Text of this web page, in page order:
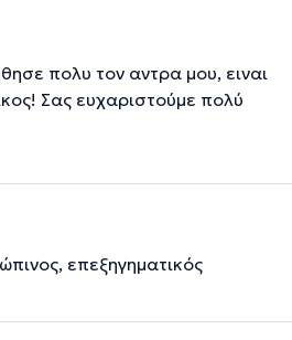
πολυ τον αντρα μου, ειναι
Σας ευχαριστούμε πολύ
επεξηγηματικός